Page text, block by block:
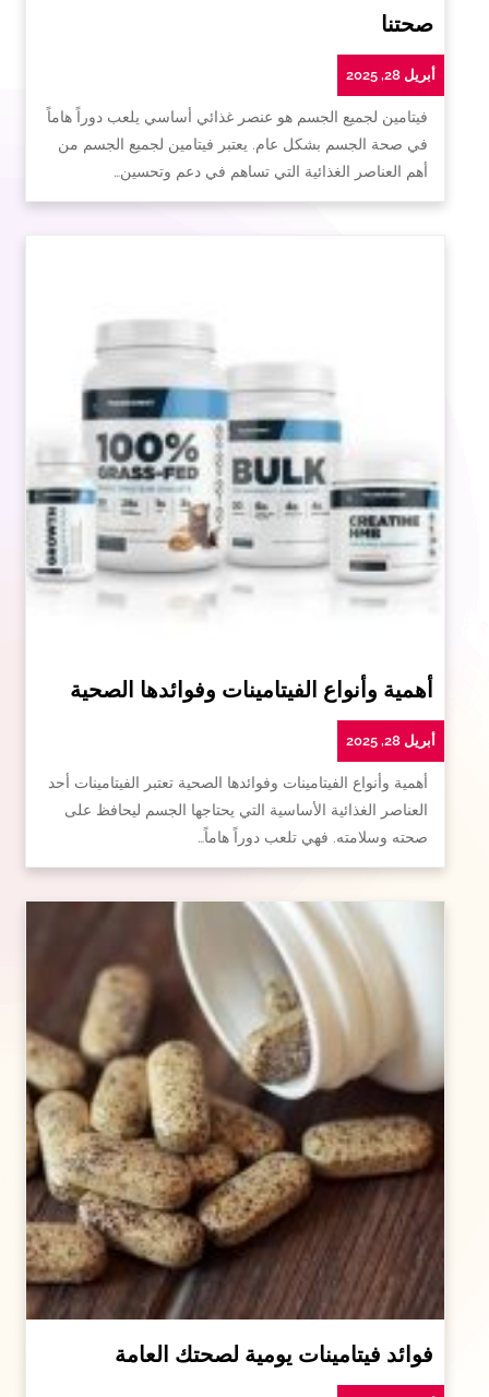
صحتنا
أبريل 28, 2025
فيتامين لجميع الجسم هو عنصر غذائي أساسي يلعب دوراً هاماً
في صحة الجسم بشكل عام. يعتبر فيتامين لجميع الجسم من
أهم العناصر الغذائية التي تساهم في دعم وتحسين…
أهمية وأنواع الفيتامينات وفوائدها الصحية
أبريل 28, 2025
أهمية وأنواع الفيتامينات وفوائدها الصحية تعتبر الفيتامينات أحد
العناصر الغذائية الأساسية التي يحتاجها الجسم ليحافظ على
صحته وسلامته. فهي تلعب دوراً هاماً…
فوائد فيتامينات يومية لصحتك العامة